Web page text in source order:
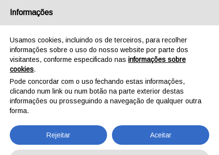
Informações
Usamos cookies, incluindo os de terceiros, para recolher
informações sobre o uso do nosso website por parte dos
visitantes, conforme especificado nas informações sobre
cookies.
Pode concordar com o uso fechando estas informações,
clicando num link ou num botão na parte exterior destas
informações ou prosseguindo a navegação de qualquer outra
forma.
Rejeitar Aceitar